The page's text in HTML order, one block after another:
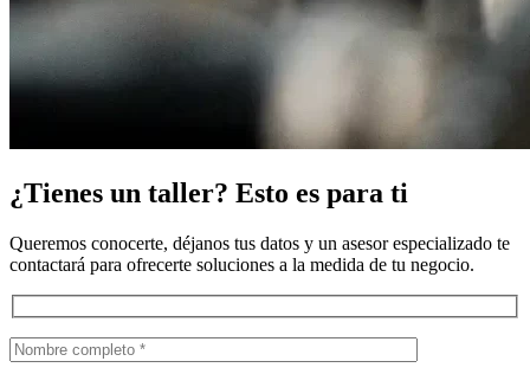
¿Tienes un taller? Esto es para ti
Queremos conocerte, déjanos tus datos y un asesor especializado te
contactará para ofrecerte soluciones a la medida de tu negocio.